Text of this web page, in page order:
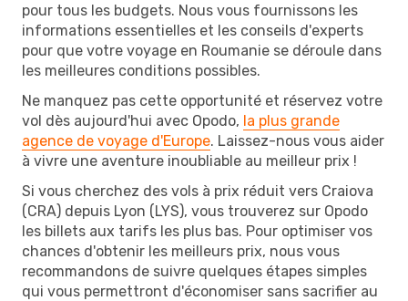
pour tous les budgets. Nous vous fournissons les
informations essentielles et les conseils d'experts
pour que votre voyage en Roumanie se déroule dans
les meilleures conditions possibles.
Ne manquez pas cette opportunité et réservez votre
vol dès aujourd'hui avec Opodo, la plus grande
agence de voyage d'Europe. Laissez-nous vous aider
à vivre une aventure inoubliable au meilleur prix !
Si vous cherchez des vols à prix réduit vers Craiova
(CRA) depuis Lyon (LYS), vous trouverez sur Opodo
les billets aux tarifs les plus bas. Pour optimiser vos
chances d'obtenir les meilleurs prix, nous vous
recommandons de suivre quelques étapes simples
qui vous permettront d'économiser sans sacrifier au